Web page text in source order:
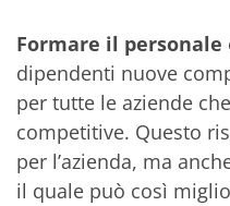
Formare il personale
dipendenti nuove
per tutte le aziende
competitive. Questo
per l’azienda, ma
il quale può così